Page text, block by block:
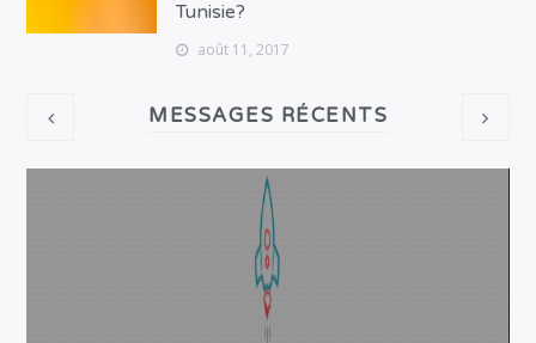
Tunisie?
août 11, 2017
MESSAGES RÉCENTS